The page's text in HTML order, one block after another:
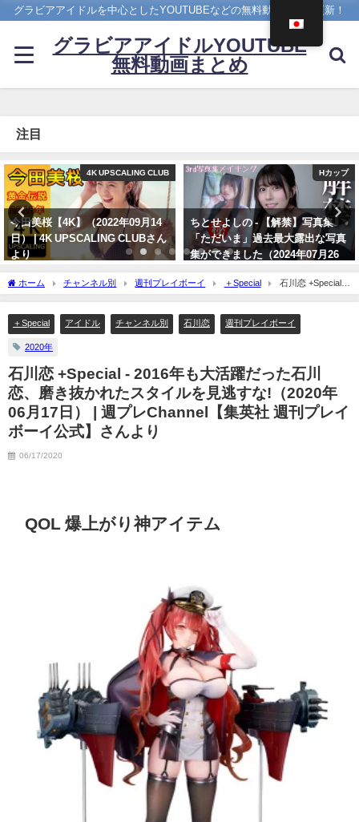
グラビアアイドルを中心としたYOUTUBEなどの無料動画を日々更新！
グラビアアイドルYOUTUBE
無料動画まとめ
注目
Hカップ
ちとせよしの - 【解禁】写真集
「ただいま」過去最大露出な写真
集ができました（2024年07月26
日） | よしのんチャンネルさんよ
り
写真集PV
櫻井音乃 写真集PV - 【#櫻井音
乃】21歳、音乃パイセンのオトナ
な挑戦ーOtono Sakurai（2023年
12月20日） | 週プレChannel【集
英社 週刊プレイボーイ公式】さん
より
12/20/2023
ホーム チャンネル別 週刊プレイボーイ ＋Special
石川恋 +Special -
2016年も大活躍だった石川恋、磨き抜かれたスタイルを見逃すな!（2020年06月17日）
＋Special
アイドル チャンネル別 石川恋 週刊プレイボーイ
2020年
石川恋 +Special - 2016年も大活躍だった石川
恋、磨き抜かれたスタイルを見逃すな!（2020年
06月17日） | 週プレChannel【集英社 週刊プレイ
ボーイ公式】さんより
06/17/2020
QOL 爆上がり神アイテム